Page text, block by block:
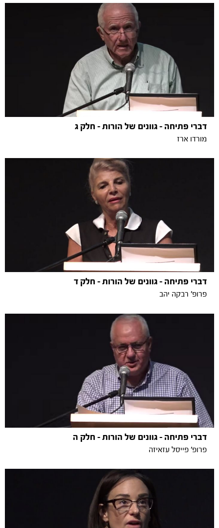
דברי פתיחה - גוונים של הורות - חלק ג
מורדו ארז
דברי פתיחה - גוונים של הורות - חלק ד
פרופ' רבקה יהב
דברי פתיחה - גוונים של הורות - חלק ה
פרופ' פייסל עזאיזה